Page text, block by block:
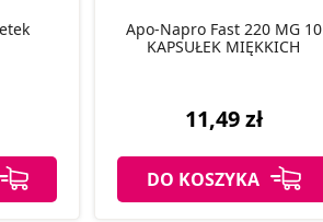
Apo-Napro Fast 220 MG 10
KAPSUŁEK MIĘKKICH
11,49 zł
DO KOSZYKA